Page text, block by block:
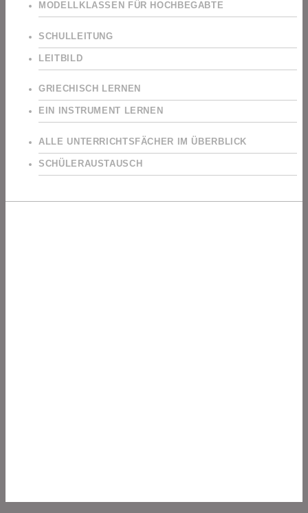
MODELLKLASSEN FÜR HOCHBEGABTE
SCHULLEITUNG
LEITBILD
GRIECHISCH LERNEN
EIN INSTRUMENT LERNEN
ALLE UNTERRICHTSFÄCHER IM ÜBERBLICK
SCHÜLERAUSTAUSCH